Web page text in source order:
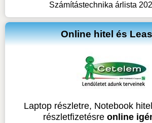
Számítástechnika árlista
Online hitel és
Laptop részletre, Notebook
részletfizetésre online